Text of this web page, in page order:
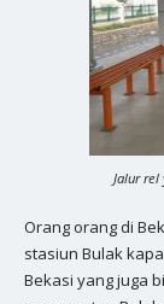
Jalur
Orang orang di
stasiun Bulak
Bekasi yang juga